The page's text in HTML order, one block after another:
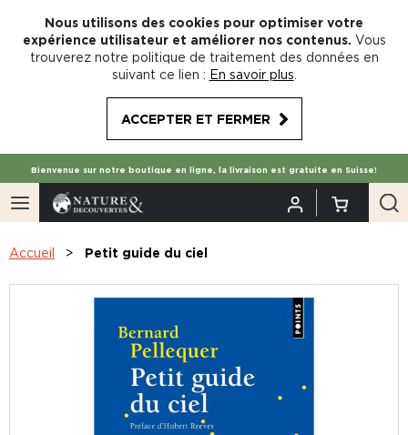
Nous utilisons des cookies pour optimiser votre
expérience utilisateur et améliorer nos contenus. Vous
trouverez notre politique de traitement des données en
suivant ce lien : En savoir plus
ACCEPTER ET FERMER
Bienvenue sur notre boutique en ligne, la livraison est gratuite en Suisse!
Accueil Petit guide du ciel